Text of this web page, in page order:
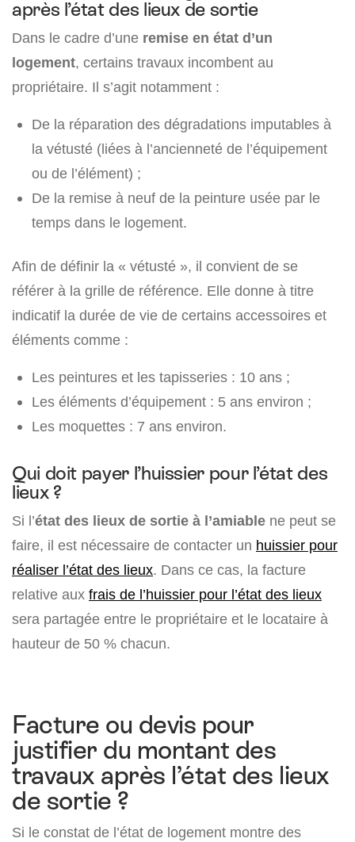
après l’état des lieux de sortie
Dans le cadre d’une remise en état d’un
logement, certains travaux incombent au
propriétaire. Il s’agit notamment :
De la réparation des dégradations imputables à
la vétusté (liées à l’ancienneté de l’équipement
ou de l’élément) ;
De la remise à neuf de la peinture usée par le
temps dans le logement.
Afin de définir la « vétusté », il convient de se
référer à la grille de référence. Elle donne à titre
indicatif la durée de vie de certains accessoires et
éléments comme :
Les peintures et les tapisseries : 10 ans ;
Les éléments d’équipement : 5 ans environ ;
Les moquettes : 7 ans environ.
Qui doit payer l’huissier pour l’état des
lieux ?
Si l’état des lieux de sortie à l’amiable ne peut se
faire, il est nécessaire de contacter un huissier pour
réaliser l’état des lieux. Dans ce cas, la facture
relative aux frais de l’huissier pour l’état des lieux
sera partagée entre le propriétaire et le locataire à
hauteur de 50 % chacun.
Facture ou devis pour
justifier du montant des
travaux après l’état des lieux
de sortie ?
Si le constat de l’état de logement montre des